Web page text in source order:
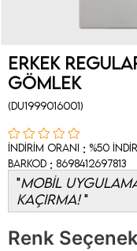
Erkek
Gömlek
(DU1999016001)
İndirim Oranı : %50
Barkod : 8698412697813
MOBİL
KAÇIRMA!
Renk